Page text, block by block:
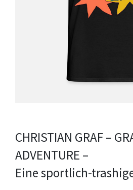
CHRISTIAN GRAF –
ADVENTURE –
Eine sportlich-